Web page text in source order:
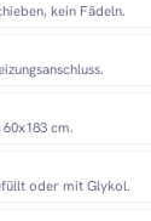
kein Fädeln.
cm.
oder mit Glykol.